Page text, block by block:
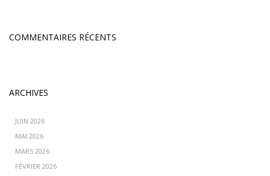
COMMENTAIRES RÉCENTS
ARCHIVES
JUIN 2026
MAI 2026
MARS 2026
FÉVRIER 2026